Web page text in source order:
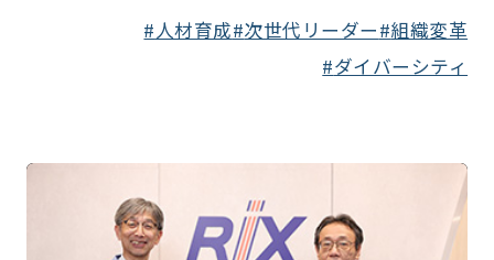
人材育成 次世代リーダー 組織変革
ダイバーシティ